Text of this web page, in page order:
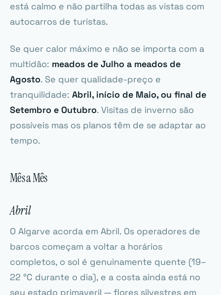
está calmo e não partilha todas as vistas com
autocarros de turistas.
Se quer calor máximo e não se importa com a
multidão: meados de Julho a meados de
Agosto. Se quer qualidade-preço e
tranquilidade: Abril, início de Maio, ou final de
Setembro e Outubro. Visitas de inverno são
possíveis mas os planos têm de se adaptar ao
tempo.
Mês a Mês
Abril
O Algarve acorda em Abril. Os operadores de
barcos começam a voltar a horários
completos, o sol é genuinamente quente (19–
22 °C durante o dia), e a costa ainda está no
seu estado primaveril — flores silvestres em